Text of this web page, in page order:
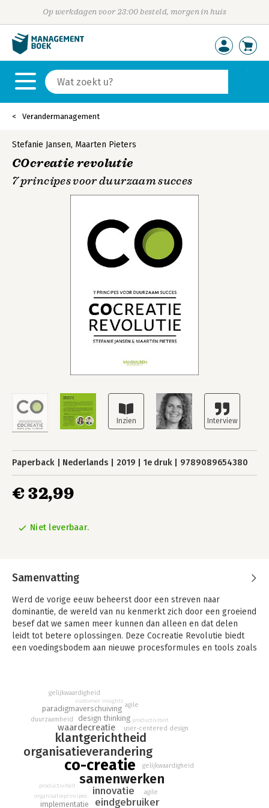
Op werkdagen voor 23:00 besteld, morgen in huis
Verandermanagement
Stefanie Jansen, Maarten Pieters
COcreatie revolutie
7 principes voor duurzaam succes
Paperback Nederlands 2019 1e druk 9789089654380
€ 32,99
Niet leverbaar.
Samenvatting
Werd de vorige eeuw beheerst door een streven naar
dominantie, de wereld van nu kenmerkt zich door een groeiend
besef dat we samen meer kunnen dan alleen en dat delen
leidt tot betere oplossingen. Deze Cocreatie Revolutie biedt
een voedingsbodem aan nieuwe procesformules en tools zoals
tussen alle relevante partijen, inclusief eindgebruikers.
In dit boek schetsen Stefanie Jansen en Maarten Pieters met
hun zeven principes voor complete cocreatie een weg naar
duurzaam succes. Geïllustreerd door uiteenlopende cases uit
verschillende hoeken van de wereld geven zij praktisch
toepasbare antwoorden op 32 vragen, waaronder: Wat is
cocreatie? Hoe zet je het in? Welke partijen betrek je erbij?
En: Hoe krijg je draagvlak? Een DIY-handboek voor iedereen
die de Cocreatie Revolutie wil overleven!
co-creatie
samenwerken
organisatieverandering
klantgerichtheid
innovatie
eindgebruiker
waardecreatie
design thinking
paradigmaverschuiving
implementatie
organisatieprincipes
customer insights
user-centered design
gelijkwaardigheid
agile
productiviteit
gelijkwaardigheid
agile
productiviteit
duurzaamheid